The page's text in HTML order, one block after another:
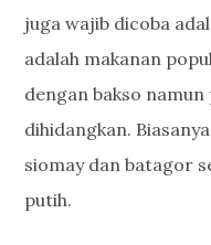
juga wajib dicoba
adalah makanan
dengan bakso
dihidangkan.
siomay dan batagor
putih.